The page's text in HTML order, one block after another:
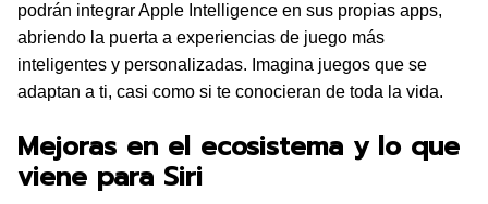
podrán integrar Apple Intelligence en sus propias apps,
abriendo la puerta a experiencias de juego más
inteligentes y personalizadas. Imagina juegos que se
adaptan a ti, casi como si te conocieran de toda la vida.
Mejoras en el ecosistema y lo que
viene para Siri